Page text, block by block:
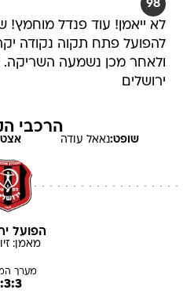
98
לא ייאמן! עוד פנדל מוחמץ!
להפועל פתח תקוה נקודה
ירושלים
הרכבי
שופט:נאאל עודה
הפועל
מאמן:זיו
מערך